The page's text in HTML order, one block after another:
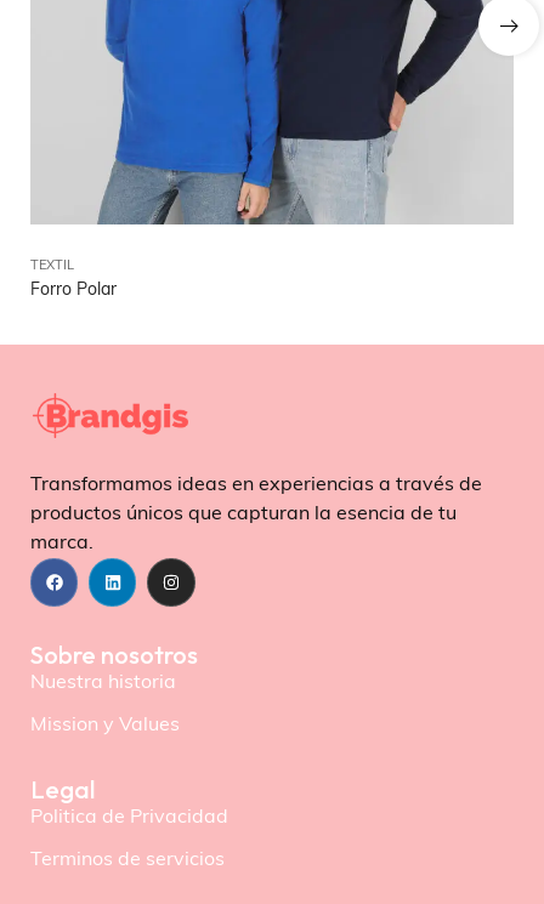
TEXTIL
Forro Polar
Transformamos ideas en experiencias a través de
productos únicos que capturan la esencia de tu
marca.
Sobre nosotros
Nuestra historia
Mission y Values
Legal
Politica de Privacidad
Terminos de servicios